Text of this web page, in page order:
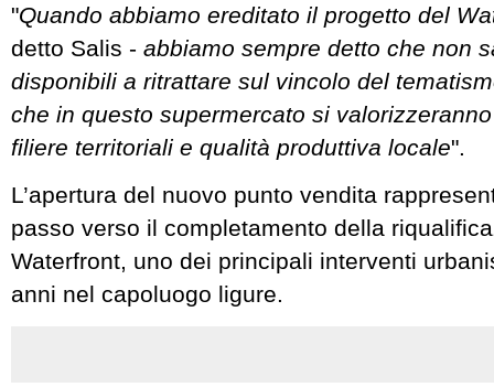
"Quando abbiamo ereditato il progetto del
detto Salis - abbiamo sempre detto che non
disponibili a ritrattare sul vincolo del
che in questo supermercato si
filiere territoriali e qualità produttiva locale".
L’apertura del nuovo punto vendita
passo verso il completamento della
Waterfront, uno dei principali interventi
anni nel capoluogo ligure.